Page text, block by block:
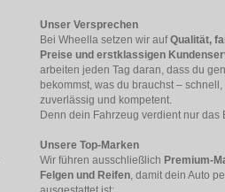
Unser Versprechen
Bei Wheella setzen wir aufQualität,
Preise und erstklassigen
arbeiten jeden Tag daran, dass du
bekommst, was du brauchst – schnell,
zuverlässig und kompetent.
Denn dein Fahrzeug verdient nur das
Unsere Top-Marken
Wir führen ausschließlich Premium-
Felgen und Reifen, damit dein Auto